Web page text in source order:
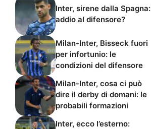
Inter, sirene dalla Spagna:
addio al difensore?
Milan-Inter, Bisseck fuori
per infortunio: le
condizioni del difensore
Milan-Inter, cosa ci può
dire il derby di domani: le
probabili formazioni
Inter, ecco l’esterno: